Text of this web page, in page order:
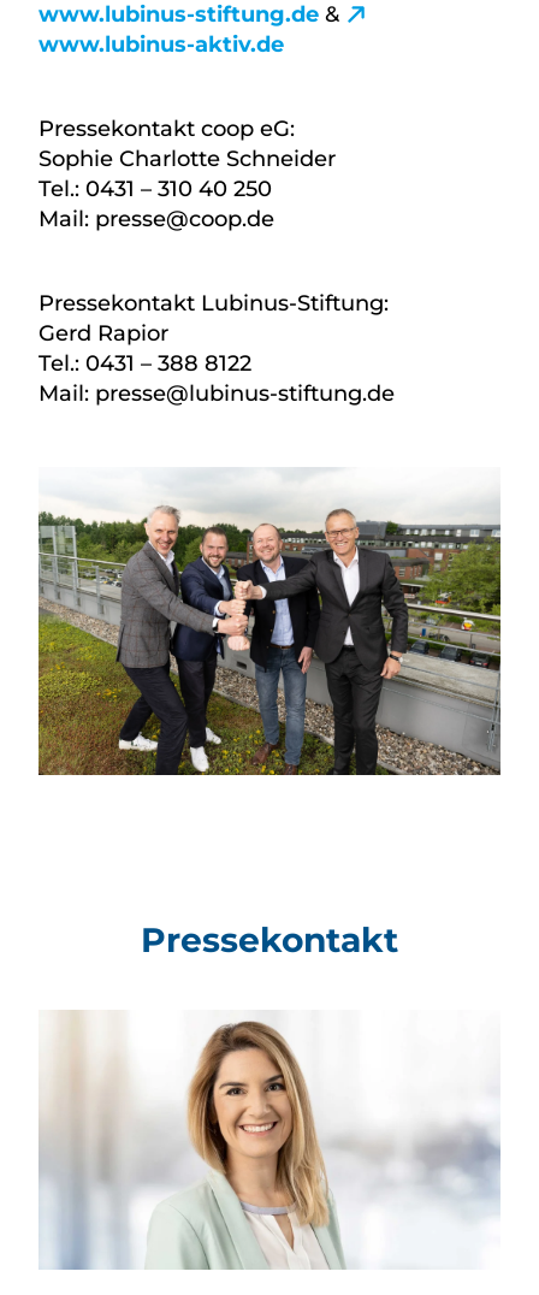
www.lubinus-stiftung.de &
www.lubinus-aktiv.de
Pressekontakt coop eG:
Sophie Charlotte Schneider
Tel.: 0431 – 310 40 250
Mail: presse@coop.de
Pressekontakt Lubinus-Stiftung:
Gerd Rapior
Tel.: 0431 – 388 8122
Mail: presse@lubinus-stiftung.de
Pressekontakt